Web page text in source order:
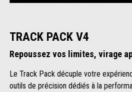
TRACK PACK V4
Repoussez vos limites, virage
Le Track Pack décuple votre
outils de précision dédiés à la